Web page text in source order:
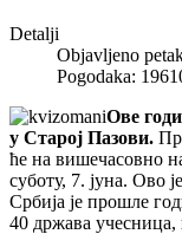
Detalji
Objavljeno
Pogodaka:
Ове
у Старој Пазови.
ће на вишечасовно
суботу, 7. јуна. Ово
Србија је прошле
40 држава учесница,